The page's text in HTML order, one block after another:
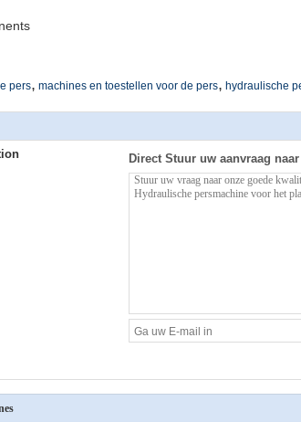
pers, machines en toestellen voor de pers, hydraulische
Direct Stuur uw aanvraag